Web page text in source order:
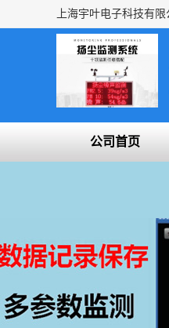
公司首页